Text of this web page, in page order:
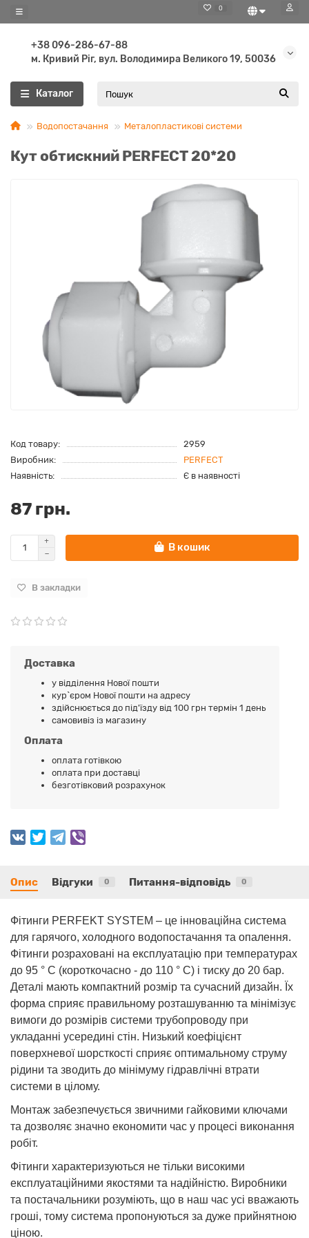
0
+38 096-286-67-88
м. Кривий Ріг, вул. Володимира Великого 19, 50036
Каталог
Водопостачання Металопластикові системи
Кут обтискний PERFEСT 20*20
Код товару:
2959
Виробник:
PERFEСT
Наявність:
Є в наявності
87 грн.
В кошик
В закладки
Доставка
у відділення Нової пошти
кур`єром Нової пошти на адресу
здійснюється до під'їзду від 100 грн термін 1 день
самовивіз із магазину
Оплата
оплата готівкою
оплата при доставці
безготівковий розрахунок
Опис Відгуки 0 Питання-відповідь 0
Фітинги PERFEKT SYSTEM – це інноваційна система
для гарячого, холодного водопостачання та опалення.
Фітинги розраховані на експлуатацію при температурах
до 95 ° С (короткочасно - до 110 ° С) і тиску до 20 бар.
Деталі мають компактний розмір та сучасний дизайн. Їх
форма сприяє правильному розташуванню та мінімізує
вимоги до розмірів системи трубопроводу при
укладанні усередині стін. Низький коефіцієнт
поверхневої шорсткості сприяє оптимальному струму
рідини та зводить до мінімуму гідравлічні втрати
системи в цілому.
Монтаж забезпечується звичними гайковими ключами
та дозволяє значно економити час у процесі виконання
робіт.
Фітинги характеризуються не тільки високими
експлуатаційними якостями та надійністю. Виробники
та постачальники розуміють, що в наш час усі вважають
гроші, тому система пропонуються за дуже прийнятною
ціною.